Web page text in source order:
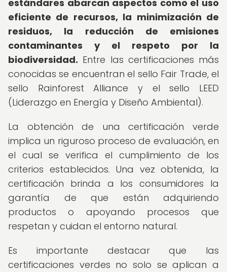
estándares abarcan aspectos como el uso
eficiente de recursos, la minimización de
residuos, la reducción de emisiones
contaminantes y el respeto por la
biodiversidad. Entre las certificaciones más
conocidas se encuentran el sello Fair Trade, el
sello Rainforest Alliance y el sello LEED
(Liderazgo en Energía y Diseño Ambiental).
La obtención de una certificación verde
implica un riguroso proceso de evaluación, en
el cual se verifica el cumplimiento de los
criterios establecidos. Una vez obtenida, la
certificación brinda a los consumidores la
garantía de que están adquiriendo
productos o apoyando procesos que
respetan y cuidan el entorno natural.
Es importante destacar que las
certificaciones verdes no solo se aplican a